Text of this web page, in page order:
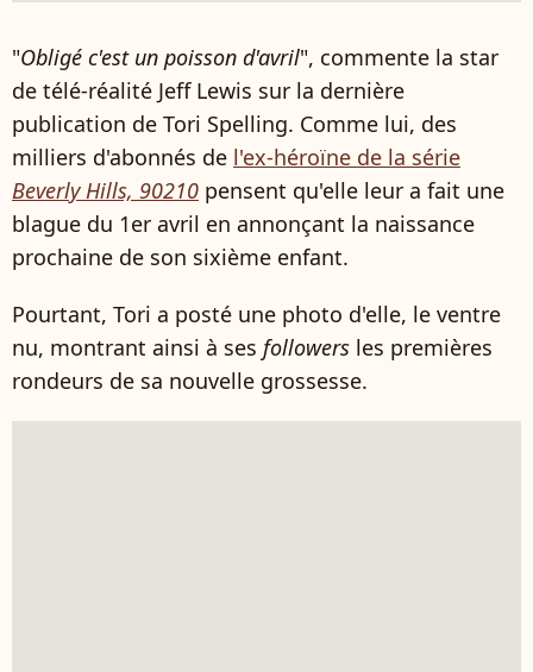
"Obligé c'est un poisson d'avril", commente la star
de télé-réalité Jeff Lewis sur la dernière
publication de Tori Spelling. Comme lui, des
milliers d'abonnés de l'ex-héroïne de la série
Beverly Hills, 90210 pensent qu'elle leur a fait une
blague du 1er avril en annonçant la naissance
prochaine de son sixième enfant.
Pourtant, Tori a posté une photo d'elle, le ventre
nu, montrant ainsi à ses followers les premières
rondeurs de sa nouvelle grossesse.